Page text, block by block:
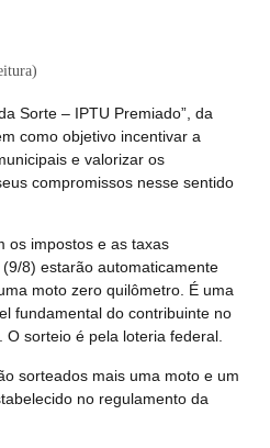
Sorte – IPTU Premiado”, da
como objetivo incentivar a
e valorizar os
compromissos nesse sentido
os impostos e as taxas
8) estarão automaticamente
moto zero quilômetro. É uma
fundamental do contribuinte no
O sorteio é pela loteria federal.
sorteados mais uma moto e um
no regulamento da